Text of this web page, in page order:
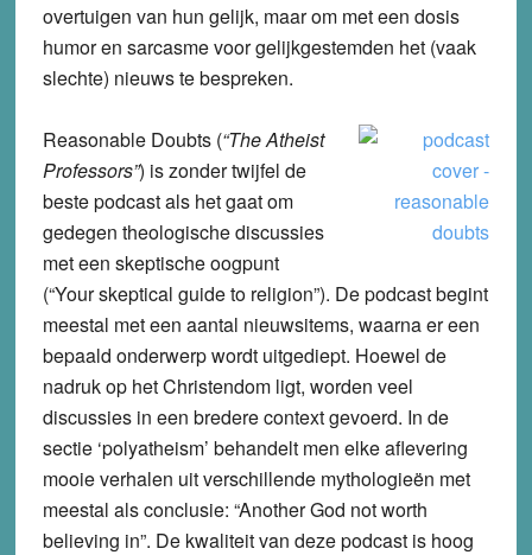
overtuigen van hun gelijk, maar om met een dosis
humor en sarcasme voor gelijkgestemden het (vaak
slechte) nieuws te bespreken.
Reasonable Doubts(“The Atheist
Professors”) is zonder twijfel de
beste podcast als het gaat om
gedegen theologische discussies
met een skeptische oogpunt
(“Your skeptical guide to religion”). De podcast begint
meestal met een aantal nieuwsitems, waarna er een
bepaald onderwerp wordt uitgediept. Hoewel de
nadruk op het Christendom ligt, worden veel
discussies in een bredere context gevoerd. In de
sectie ‘polyatheism’ behandelt men elke aflevering
mooie verhalen uit verschillende mythologieën met
meestal als conclusie: “Another God not worth
believing in”. De kwaliteit van deze podcast is hoog